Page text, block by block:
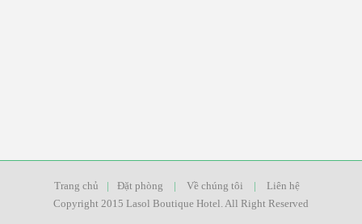
Trang chủ | Đặt phòng | Về chúng tôi |
Liên hệ
Copyright 2015 Lasol Boutique Hotel. All Right Reserved